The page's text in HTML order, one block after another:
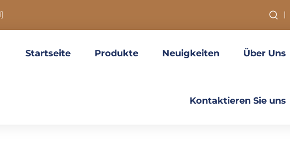
Startseite Produkte Neuigkeiten Über Uns
Kontaktieren Sie uns